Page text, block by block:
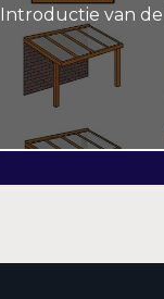
Introductie van